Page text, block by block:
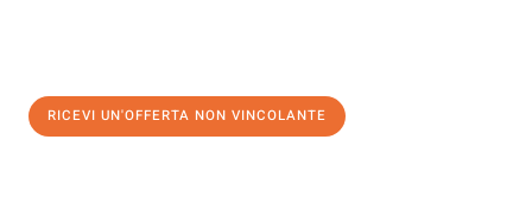
RICEVI UN'OFFERTA NON VINCOLANTE